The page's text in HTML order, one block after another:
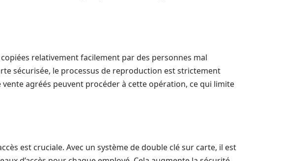
relativement facilement par des personnes mal
sécurisée, le processus de reproduction est strictement
agréés peuvent procéder à cette opération, ce qui limite
est cruciale. Avec un système de double clé sur carte, il est